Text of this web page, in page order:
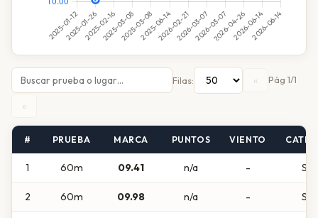
Filas: « Pág 1/1
»
# PRUEBA MARCA PUNTOS VIENTO
1 60m 09.41 n/a -
2 60m 09.98 n/a -